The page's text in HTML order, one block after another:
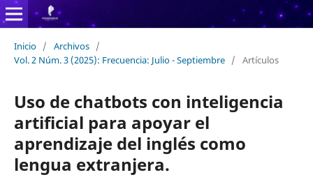
Inicio / Archivos /
Vol. 2 Núm. 3 (2025): Frecuencia: Julio - Septiembre / Artículos
Uso de chatbots con inteligencia
artificial para apoyar el
aprendizaje del inglés como
lengua extranjera.